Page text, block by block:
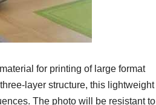
for printing of large format
layer structure, this lightweight
The photo will be resistant to